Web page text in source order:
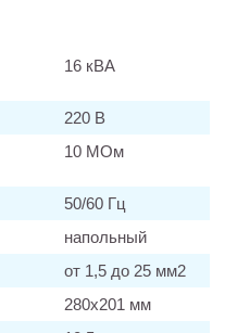
16 кВА
220 В
10 МОм
50/60 Гц
напольный
от 1,5 до 25 мм2
280х201 мм